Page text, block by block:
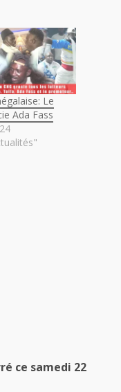
Le
Ada Fass
ce samedi 22